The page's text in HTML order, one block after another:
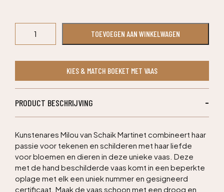
butterfly
-
aantal
TOEVOEGEN AAN WINKELWAGEN
KIES & MATCH BOEKET MET VAAS
PRODUCT BESCHRIJVING
Kunstenares Milou van Schaik Martinet combineert haar
passie voor tekenen en schilderen met haar liefde
voor bloemen en dieren in deze unieke vaas. Deze
met de hand beschilderde vaas komt in een beperkte
oplage met elk een uniek nummer en gesigneerd
certificaat. Maak de vaas schoon met een droog en